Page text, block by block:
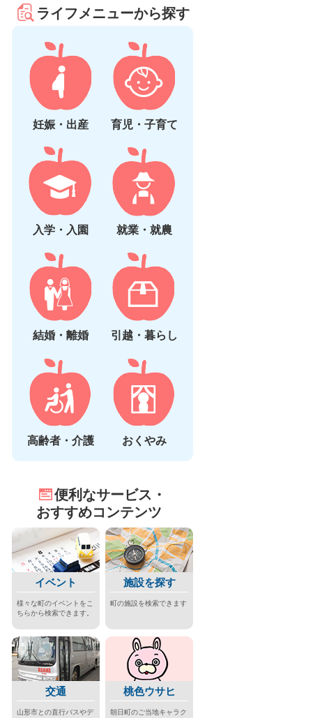
ライフメニューから探す
妊娠・出産 育児・子育て
入学・入園 就業・就農
結婚・離婚 引越・暮らし
高齢者・介護 おくやみ
便利なサービス・
おすすめコンテンツ
イベント
様々な町のイベントをこ
ちらから検索できます。
施設を探す
町の施設を検索できます
交通
山形市との直行バスやデ
桃色ウサヒ
朝日町のご当地キャラク